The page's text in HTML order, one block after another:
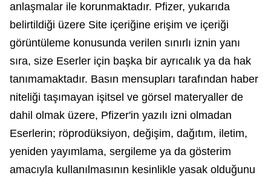
anlaşmalar ile korunmaktadır. Pfizer, yukarıda
belirtildiği üzere Site içeriğine erişim ve içeriği
görüntüleme konusunda verilen sınırlı iznin yanı
sıra, size Eserler için başka bir ayrıcalık ya da hak
tanımamaktadır. Basın mensupları tarafından haber
niteliği taşımayan işitsel ve görsel materyaller de
dahil olmak üzere, Pfizer'in yazılı izni olmadan
Eserlerin; röprodüksiyon, değişim, dağıtım, iletim,
yeniden yayımlama, sergileme ya da gösterim
amacıyla kullanılmasının kesinlikle yasak olduğunu